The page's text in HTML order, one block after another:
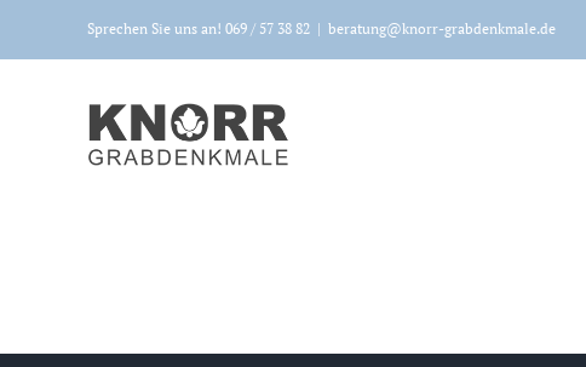
Inhalt
springen
Sprechen Sie uns an! 069 / 57 38 82 | beratung@knorr-grabdenkmale.de